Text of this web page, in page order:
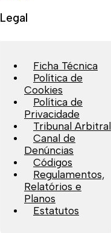
Legal
Ficha Técnica
Política de
Cookies
Política de
Privacidade
Tribunal Arbitral
Canal de
Denúncias
Códigos
Regulamentos,
Relatórios e
Planos
Estatutos